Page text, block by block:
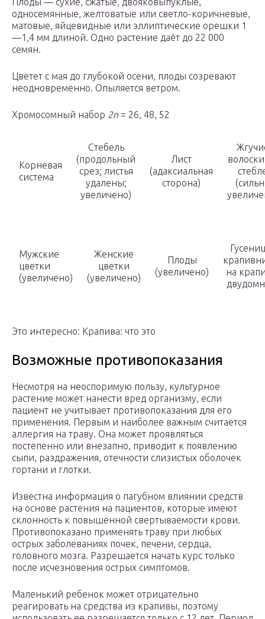
односемянные, желтоватые или светло-коричневые,
матовые, яйцевидные или эллиптические орешки 1
—1,4 мм длиной. Одно растение даёт до 22 000
семян.
Цветет с мая до глубокой осени, плоды созревают
неодновременно. Опыляется ветром.
Хромосомный набор 2n= 26, 48, 52
Корневая
система
Стебель
(продольный
срез; листья
удалены;
увеличено)
Лист
(адаксиальная
сторона)
Мужские
цветки
(увеличено)
Женские
цветки
(увеличено)
Плоды
(увеличено)
на
Это интересно: Крапива: что это
Возможные противопоказания
Несмотря на неоспоримую пользу, культурное
растение может нанести вред организму, если
пациент не учитывает противопоказания для его
применения. Первым и наиболее важным считается
аллергия на траву. Она может проявляться
постепенно или внезапно, приводит к появлению
сыпи, раздражения, отечности слизистых оболочек
гортани и глотки.
Известна информация о пагубном влиянии средств
на основе растения на пациентов, которые имеют
склонность к повышенной свертываемости крови.
Противопоказано применять траву при любых
острых заболеваниях почек, печени, сердца,
головного мозга. Разрешается начать курс только
после исчезновения острых симптомов.
Маленький ребенок может отрицательно
реагировать на средства из крапивы, поэтому